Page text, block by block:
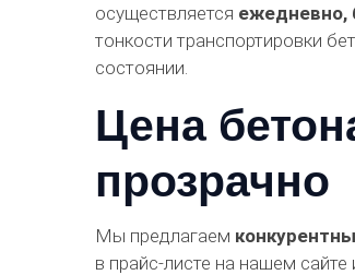
осуществляется ежедневно,
тонкости транспортировки
состоянии.
Цена
прозрачно
Мы предлагаем
в прайс-листе на нашем